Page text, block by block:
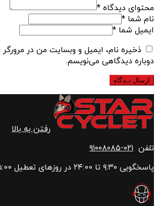
محتوای دیدگاه *
نام شما *
ایمیل شما *
ذخیره نام، ایمیل و وبسایت من در مرورگر
دوباره دیدگاهی می‌نویسم.
رفتن به بالا
تلفن ۰۲۱-۹۱۰۰۸۰۸۵
پاسخگویی ۹:۳۰ تا ۲۴:00 در روزهای تعطیل ۱۵:00 تا ۲۰:00